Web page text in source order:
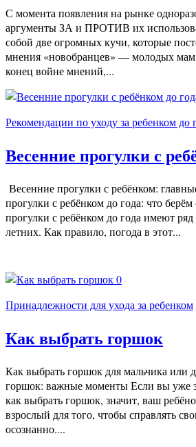
С момента появления на рынке
аргументы ЗА и ПРОТИВ их
собой две огромных кучи, которые
мнения «новобранцев» — молодых
конец войне мнений,...
Рекомендации по уходу за ребенком до
Весенние прогулки с
Весенние прогулки с ребёнком:
прогулки с ребёнком до года: что
прогулки с ребёнком до года имеют
летних. Как правило, погода в этот...
0
Принадлежности для ухода за ребенком
Как выбрать горшок
Как выбрать горшок для мальчика или
горшок: важные моменты Если вы уже
как выбрать горшок, значит, ваш
взрослый для того, чтобы справлять
осознанно....